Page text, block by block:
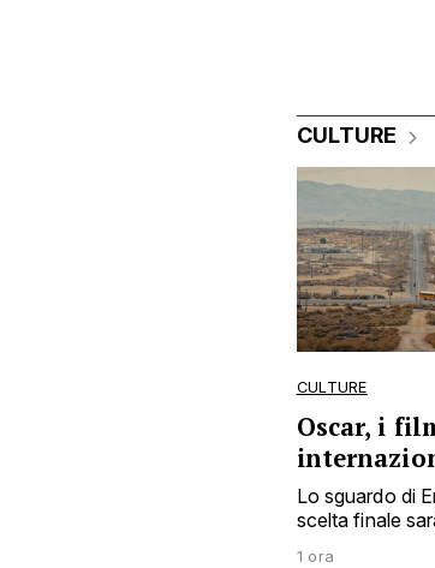
CULTURE
CULTURE
Oscar, i
Lo sguardo di
scelta finale
1 ora